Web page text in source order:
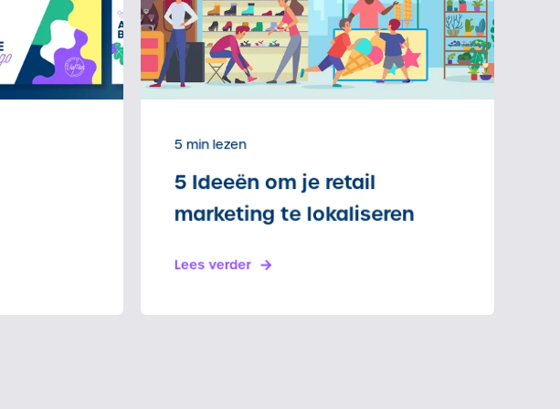
5 min lezen
5 Ideeën om je retail
marketing te lokaliseren
Lees verder